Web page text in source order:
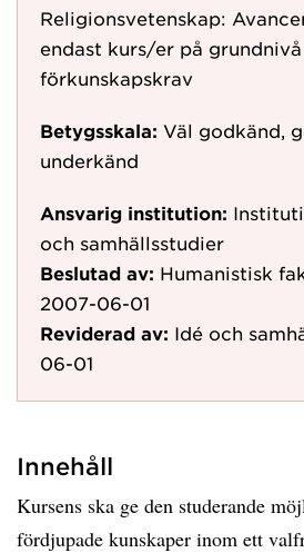
Religionsvetenskap:
endast kurs/er på
förkunskapskrav
Betygsskala: Väl godkänd,
underkänd
Ansvarig institution:
och samhällsstudier
Beslutad av: Humanistisk
2007-06-01
Reviderad av: Idé och
06-01
Innehåll
Kursens ska ge den studerande
fördjupade kunskaper inom ett